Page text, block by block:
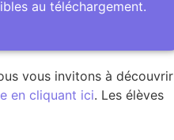
au téléchargement.
vous invitons à découvrir
en cliquant ici. Les élèves